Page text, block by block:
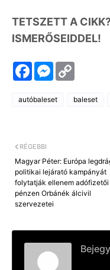
TETSZETT A
ISMERŐSEIDDEL!
F
a
c
e
b
M
e
s
s
e L
autóbaleset baleset
RÉGEBBI
Magyar Péter: Európa
politikai lejárató kampányát
folytatják ellenem adófizetői
pénzen Orbánék álcivil
szervezetei